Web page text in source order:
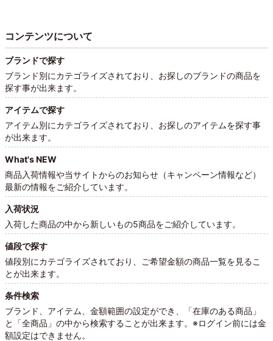
コンテンツについて
ブランドで探す
ブランド別にカテゴライズされており、お探しのブランドの商品を
探す事が出来ます。
アイテムで探す
アイテム別にカテゴライズされており、お探しのアイテムを探す事
が出来ます。
What's NEW
商品入荷情報や当サイトからのお知らせ（キャンペーン情報など）
最新の情報をご紹介しています。
入荷状況
入荷した商品の中から新しいもの5商品をご紹介しています。
値段で探す
値段別にカテゴライズされており、ご希望金額の商品一覧を見るこ
とが出来ます。
条件検索
ブランド、アイテム、金額範囲の設定ができ、「在庫のある商品」
と「全商品」の中から検索することが出来ます。※ログイン前には金
額設定はできません。